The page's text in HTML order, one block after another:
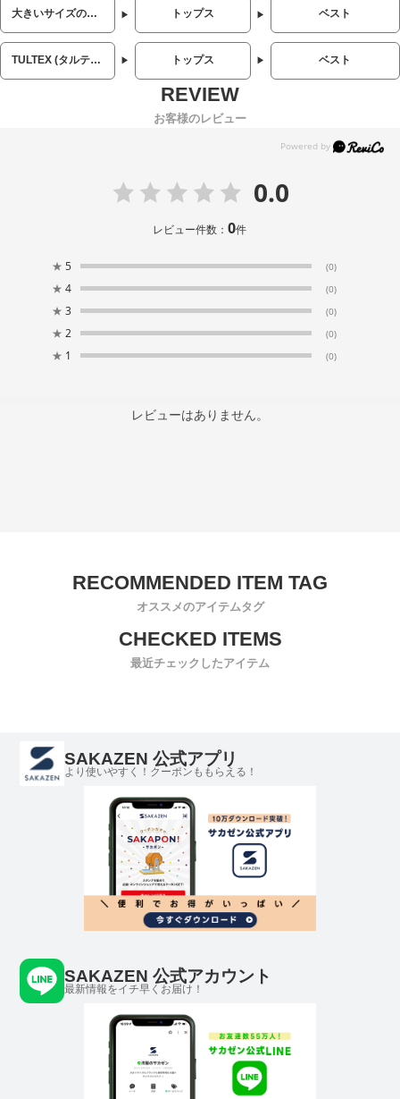
大きいサイズのメンズ服 トップス ベスト
TULTEX (タルテックス) トップス ベスト
お客様のレビュー
0.0
レビュー件数：0件
★ 5 (0)
★ 4 (0)
★ 3 (0)
★ 2 (0)
★ 1 (0)
レビューはありません。
オススメのアイテムタグ
最近チェックしたアイテム
SAKAZEN 公式アプリ
より使いやすく！クーポンももらえる！
SAKAZEN 公式アカウント
最新情報をイチ早くお届け！